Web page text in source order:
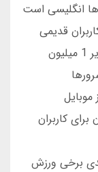
قدیمی
کاربران
برخی ورزش